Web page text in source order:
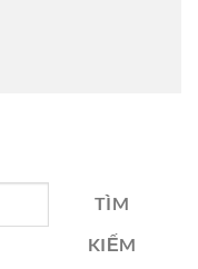
TÌM
KIẾM